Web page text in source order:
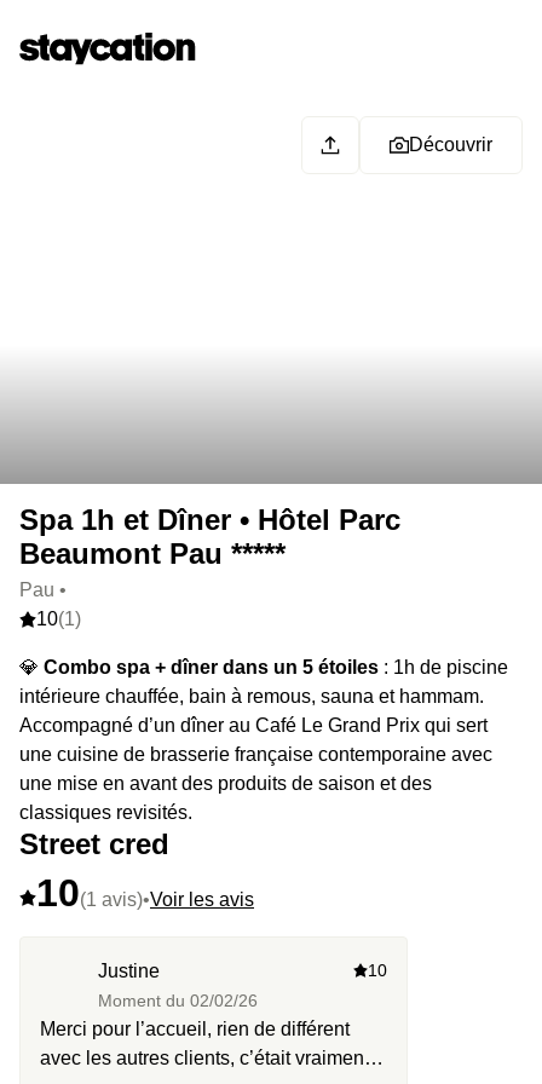
Découvrir
Spa 1h et Dîner • Hôtel Parc
Beaumont Pau *****
Pau •
10(1)
💎 Combo spa + dîner dans un 5 étoiles : 1h de piscine
intérieure chauffée, bain à remous, sauna et hammam.
Accompagné d’un dîner au Café Le Grand Prix qui sert
une cuisine de brasserie française contemporaine avec
une mise en avant des produits de saison et des
classiques revisités.
Street cred
10(1 avis)•Voir les avis
Justine
Moment du 02/02/26
10
Merci pour l’accueil, rien de différent
avec les autres clients, c’était vraiment